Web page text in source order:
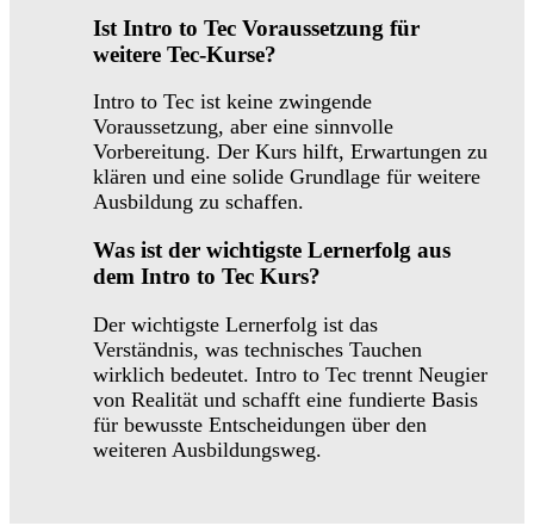
Ist Intro to Tec Voraussetzung für
weitere Tec-Kurse?
Intro to Tec ist keine zwingende
Voraussetzung, aber eine sinnvolle
Vorbereitung. Der Kurs hilft, Erwartungen zu
klären und eine solide Grundlage für weitere
Ausbildung zu schaffen.
Was ist der wichtigste Lernerfolg aus
dem Intro to Tec Kurs?
Der wichtigste Lernerfolg ist das
Verständnis, was technisches Tauchen
wirklich bedeutet. Intro to Tec trennt Neugier
von Realität und schafft eine fundierte Basis
für bewusste Entscheidungen über den
weiteren Ausbildungsweg.